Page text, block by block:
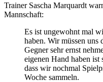
Trainer Sascha Marquardt
Mannschaft:
Es ist ungewohnt mal
haben. Wir müssen uns
Gegner sehr ernst
eigenen Hand haben
dass wir nochmal
Woche sammeln.